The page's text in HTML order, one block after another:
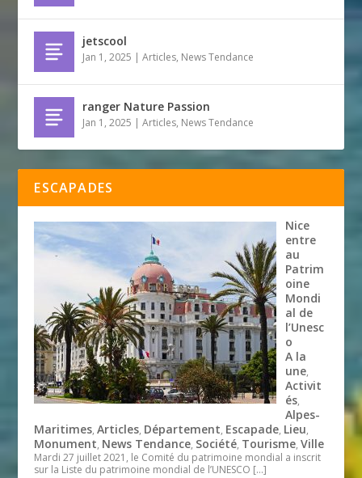
jetscool
Jan 1, 2025 |Articles, News Tendance
ranger Nature Passion
Jan 1, 2025 |Articles, News Tendance
ESCAPADES
Nice
entre
au
Patrim
oine
Mondi
al de
l’Unesc
o
A la
une,
Activit
és,
Alpes-
Maritimes,Articles, Département, Escapade, Lieu,
Monument, News Tendance, Société, Tourisme,Ville
Mardi 27 juillet 2021, le Comité du patrimoine mondial a inscrit
sur la Liste du patrimoine mondial de l’UNESCO […]